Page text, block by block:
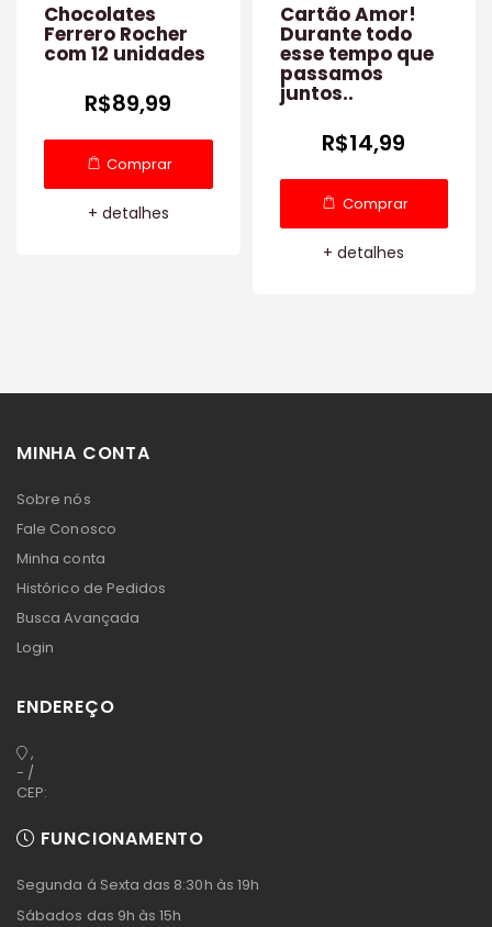
Chocolates
Ferrero Rocher
com 12 unidades
R$89,99
Comprar
+ detalhes
Cartão Amor!
Durante todo
esse tempo que
passamos
juntos..
R$14,99
Comprar
+ detalhes
MINHA CONTA
Sobre nós
Fale Conosco
Minha conta
Histórico de Pedidos
Busca Avançada
Login
ENDEREÇO
,
- /
CEP:
FUNCIONAMENTO
Segunda á Sexta das 8:30h às 19h
Sábados das 9h às 15h